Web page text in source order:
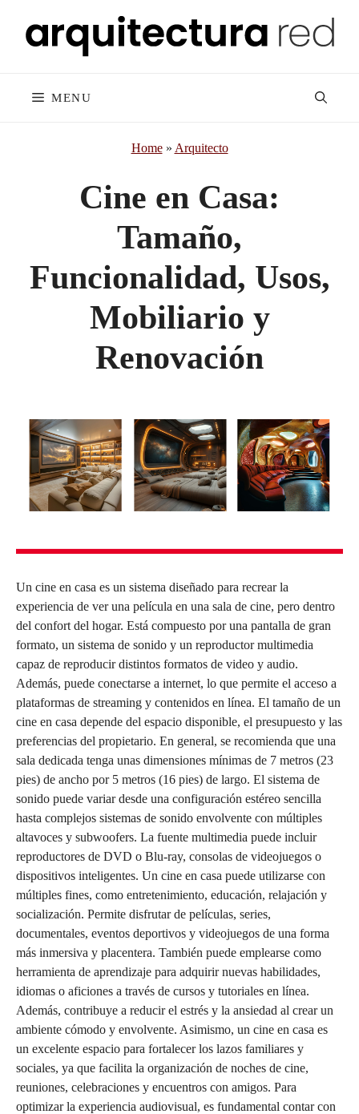
content
MENU
Home» Arquitecto
Cine en Casa:
Tamaño,
Funcionalidad, Usos,
Mobiliario y
Renovación
Un cine en casa es un sistema diseñado para recrear la
experiencia de ver una película en una sala de cine, pero dentro
del confort del hogar. Está compuesto por una pantalla de gran
formato, un sistema de sonido y un reproductor multimedia
capaz de reproducir distintos formatos de video y audio.
Además, puede conectarse a internet, lo que permite el acceso a
plataformas de streaming y contenidos en línea. El tamaño de un
cine en casa depende del espacio disponible, el presupuesto y las
preferencias del propietario. En general, se recomienda que una
sala dedicada tenga unas dimensiones mínimas de 7 metros (23
pies) de ancho por 5 metros (16 pies) de largo. El sistema de
sonido puede variar desde una configuración estéreo sencilla
hasta complejos sistemas de sonido envolvente con múltiples
altavoces y subwoofers. La fuente multimedia puede incluir
reproductores de DVD o Blu-ray, consolas de videojuegos o
dispositivos inteligentes. Un cine en casa puede utilizarse con
múltiples fines, como entretenimiento, educación, relajación y
socialización. Permite disfrutar de películas, series,
documentales, eventos deportivos y videojuegos de una forma
más inmersiva y placentera. También puede emplearse como
herramienta de aprendizaje para adquirir nuevas habilidades,
idiomas o aficiones a través de cursos y tutoriales en línea.
Además, contribuye a reducir el estrés y la ansiedad al crear un
ambiente cómodo y envolvente. Asimismo, un cine en casa es
un excelente espacio para fortalecer los lazos familiares y
sociales, ya que facilita la organización de noches de cine,
reuniones, celebraciones y encuentros con amigos. Para
optimizar la experiencia audiovisual, es fundamental contar con